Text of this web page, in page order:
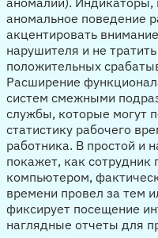
аномальное поведение
акцентировать
нарушителя и не
положительных
Расширение
систем смежными
службы, которые могут
статистику рабочего
работника. В простой и
покажет, как сотрудник
компьютером,
времени провел за тем
фиксирует посещение
наглядные отчеты для